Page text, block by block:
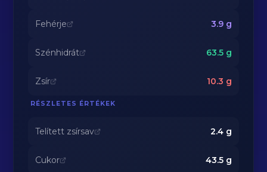
Fehérje 3.9g
Szénhidrát 63.5g
Zsír 10.3 g
RÉSZLETES ÉRTÉKEK
Telített zsírsav 2.4g
Cukor 43.5g